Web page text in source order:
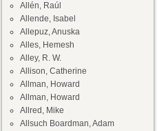
Allén, Raúl
Allende, Isabel
Allepuz, Anuska
Alles, Hemesh
Alley, R. W.
Allison, Catherine
Allman, Howard
Allman, Howard
Allred, Mike
Allsuch Boardman, Adam